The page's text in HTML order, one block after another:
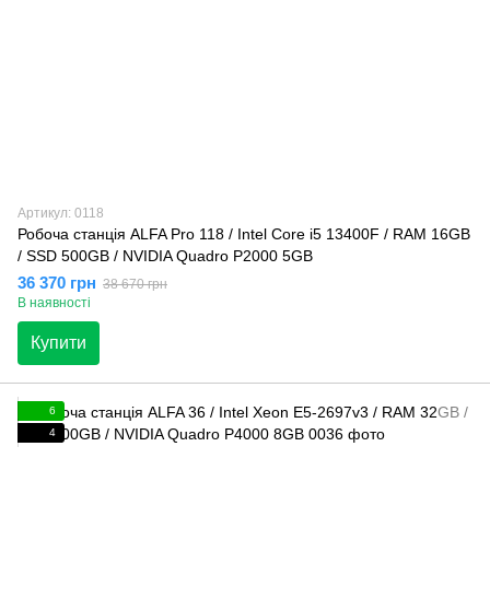
Артикул: 0118
Робоча станція ALFA Pro 118 / Intel Core i5 13400F / RAM 16GB
/ SSD 500GB / NVIDIA Quadro P2000 5GB
36 370 грн 38 670 грн
В наявності
Купити
6
4